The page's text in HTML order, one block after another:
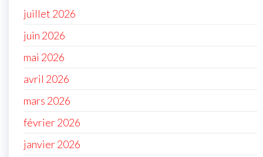
juillet 2026
juin 2026
mai 2026
avril 2026
mars 2026
février 2026
janvier 2026